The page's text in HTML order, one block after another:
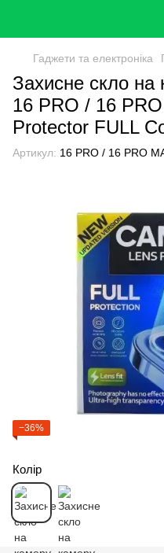
Гаджети та електроніка
Захисне скло
16 PRO / 16
Protector FULL
Артикул: 16 PRO / 16 PRO
−36%
Колір